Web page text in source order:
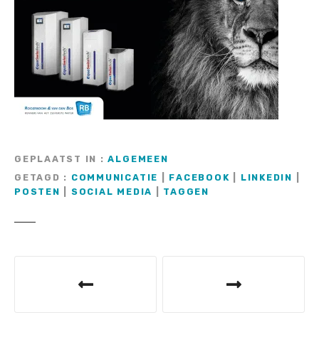
GEPLAATST IN
ALGEMEEN
GETAGD
COMMUNICATIE FACEBOOK LINKEDIN
POSTEN
SOCIAL MEDIA TAGGEN